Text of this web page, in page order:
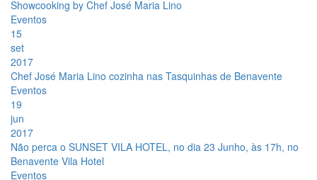
Showcooking by Chef José Maria Lino
Eventos
15
set
2017
Chef José Maria Lino cozinha nas Tasquinhas de Benavente
Eventos
19
jun
2017
Não perca o SUNSET VILA HOTEL, no dia 23 Junho, às 17h, no
Benavente Vila Hotel
Eventos